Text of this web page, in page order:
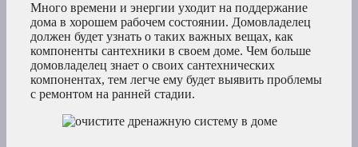
Много времени и энергии уходит на поддержание
дома в хорошем рабочем состоянии. Домовладелец
должен будет узнать о таких важных вещах, как
компоненты сантехники в своем доме. Чем больше
домовладелец знает о своих сантехнических
компонентах, тем легче ему будет выявить проблемы
с ремонтом на ранней стадии.